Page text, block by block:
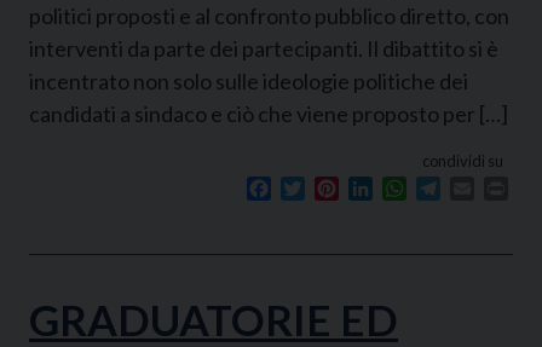
politici proposti e al confronto pubblico diretto, con
interventi da parte dei partecipanti. Il dibattito si è
incentrato non solo sulle ideologie politiche dei
candidati a sindaco e ciò che viene proposto per […]
condividi su
Facebook
TwitterPinterestLinkedInWhatsApp
GRADUATORIE ED